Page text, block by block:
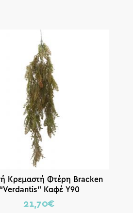
Κρεμαστή Φτέρη Bracken
“Verdantis” Καφέ Υ90
21,70€